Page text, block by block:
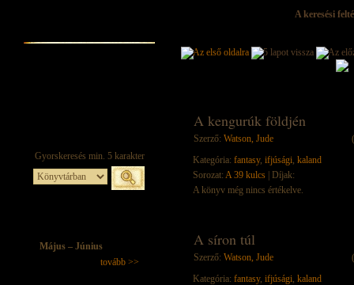
Május – Június
tovább >>
A keresési
A kengurúk földjén
Szerző: Watson, Jude
Kategória: fantasy, ifjúsági, kaland
Sorozat: A 39 kulcs | Díjak:
A könyv még nincs értékelve.
A síron túl
Szerző: Watson, Jude
Kategória: fantasy, ifjúsági, kaland